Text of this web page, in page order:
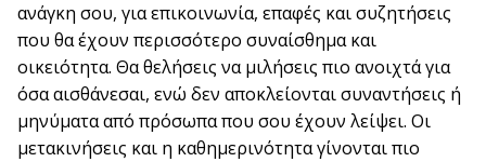
ανάγκη σου, για επικοινωνία, επαφές και συζητήσεις
που θα έχουν περισσότερο συναίσθημα και
οικειότητα. Θα θελήσεις να μιλήσεις πιο ανοιχτά για
όσα αισθάνεσαι, ενώ δεν αποκλείονται συναντήσεις ή
μηνύματα από πρόσωπα που σου έχουν λείψει. Οι
μετακινήσεις και η καθημερινότητα γίνονται πιο